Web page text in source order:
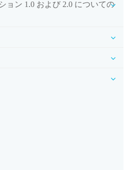
ョン 1.0 および 2.0 についての